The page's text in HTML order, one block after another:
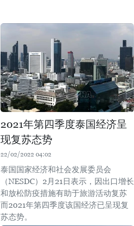
2021年第四季度泰国经济呈
现复苏态势
22/02/2022 04:02
泰国国家经济和社会发展委员会
（NESDC）2月21日表示，因出口增长
和放松防疫措施有助于旅游活动复苏
而2021年第四季度该国经济已呈现复
苏态势。